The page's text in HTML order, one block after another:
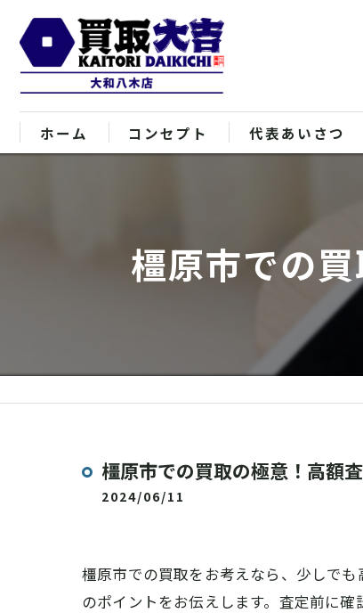
ホーム コンセプト 代表あいさつ
橿原市での
橿原市での買取の極意！高額
2024/06/11
橿原市での買取をお考えなら、少しで
のポイントをお伝えします。査定前に